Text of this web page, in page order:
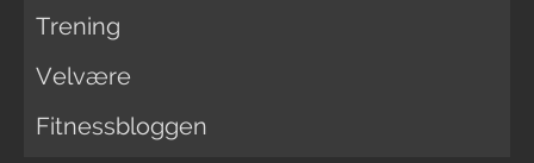
Trening
Velvære
Fitnessbloggen